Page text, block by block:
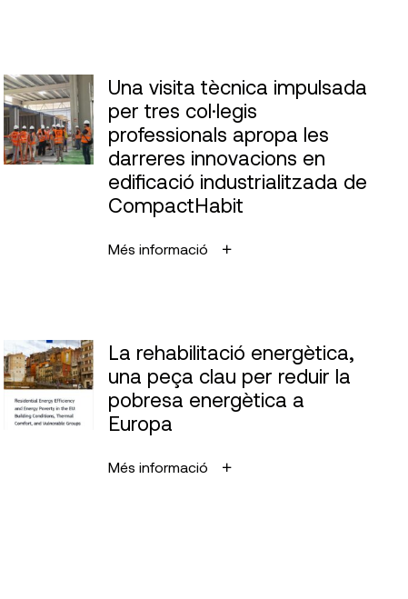
Una visita tècnica impulsada
per tres col·legis
professionals apropa les
darreres innovacions en
edificació industrialitzada de
CompactHabit
Més informació
La rehabilitació energètica,
una peça clau per reduir la
pobresa energètica a
Europa
Més informació